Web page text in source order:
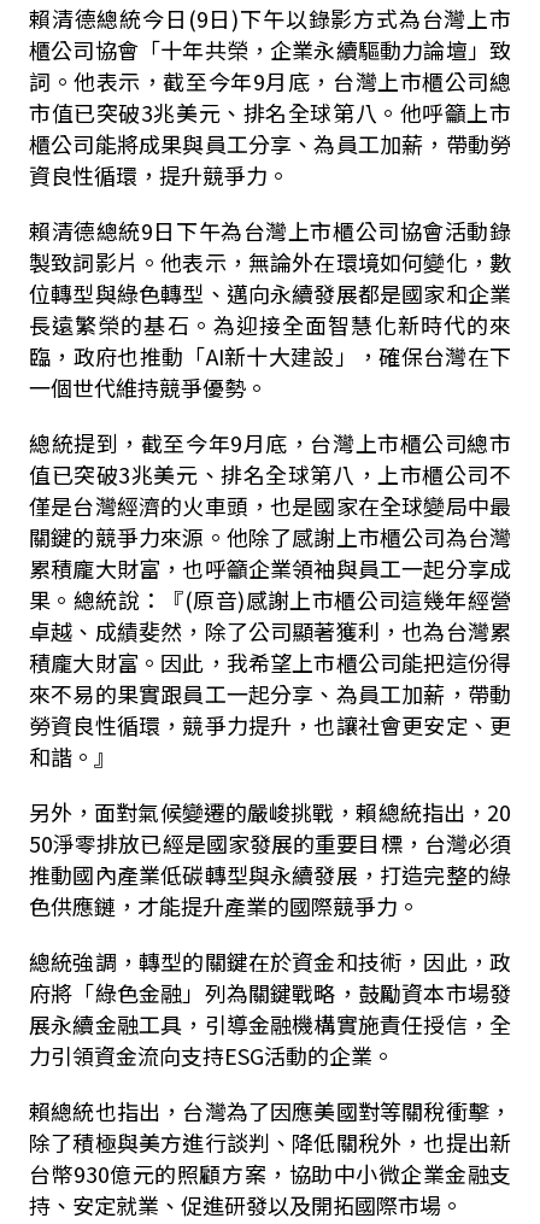
賴清德總統今日 (9日)下午以錄影方式為台灣上市
櫃公司協會「十年共榮，企業永續驅動力論壇」致
詞。他表示，截至今年9月底，台灣上市櫃公司總
市值已突破3兆美元、排名全球第八。 他呼籲上市
櫃公司能將成果與員工分享、為員工加薪，帶動勞
資良性循環，提升競爭力。
賴清德總統9日下午為台灣上市櫃公司協會活動錄
製致詞影片。他表示，無論外在環境如何變化，數
位轉型與綠色轉型、邁向永續發展都是國家和企業
長遠繁榮的基石。為迎接全面智慧化新時代的來
臨，政府也推動「AI新十大建設」，確保台灣在下
一個世代維持競爭優勢。
總統提到，截至今年9月底，台灣上市櫃公司總市
值已突破3兆美元、排名全球第八，上市櫃公司不
僅是台灣經濟的火車頭，也是國家在全球變局中最
關鍵的競爭力來源。他除了感謝上市櫃公司為台灣
累積龐大財富，也呼籲企業領袖與員工一起分享成
果。總統說：『(原音)感謝上市櫃公司這幾年經營
卓越、成績斐然，除了公司顯著獲利，也為台灣累
積龐大財富。因此，我希望上市櫃公司能把這份得
來不易的果實跟員工一起分享、為員工加薪，帶動
勞資良性循環，競爭力提升，也讓社會更安定、更
和諧。』
另外，面對氣候變遷的嚴峻挑戰，賴總統指出， 20
50淨零排放已經是國家發展的重要目標，台灣必須
推動國內產業低碳轉型與永續發展，打造完整的綠
色供應鏈，才能提升產業的國際競爭力。
總統強調，轉型的關鍵在於資金和技術，因此，政
府將「綠色金融」列為關鍵戰略，鼓勵資本市場發
展永續金融工具，引導金融機構實施責任授信，全
力引領資金流向支持ESG活動的企業。
賴總統也指出，台灣為了因應美國對等關稅衝擊，
除了積極與美方進行談判、降低關稅外，也提出新
台幣930億元的照顧方案，協助中小微企業金融支
持、安定就業、促進研發以及開拓國際市場。